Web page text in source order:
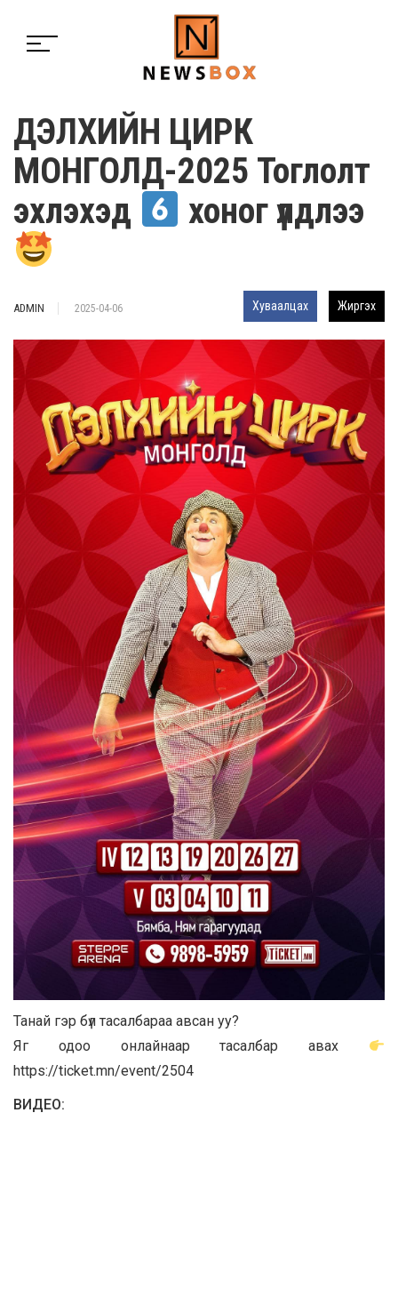
ДЭЛХИЙН ЦИРК
МОНГОЛД-2025 Тоглолт
эхлэхэд
хоног үлдлээ
ADMIN 2025-04-06 Хуваалцах Жиргэх
Танай гэр бүл тасалбараа авсан уу?
Яг одоо онлайнаар тасалбар авах
https://ticket.mn/event/2504
ВИДЕО: